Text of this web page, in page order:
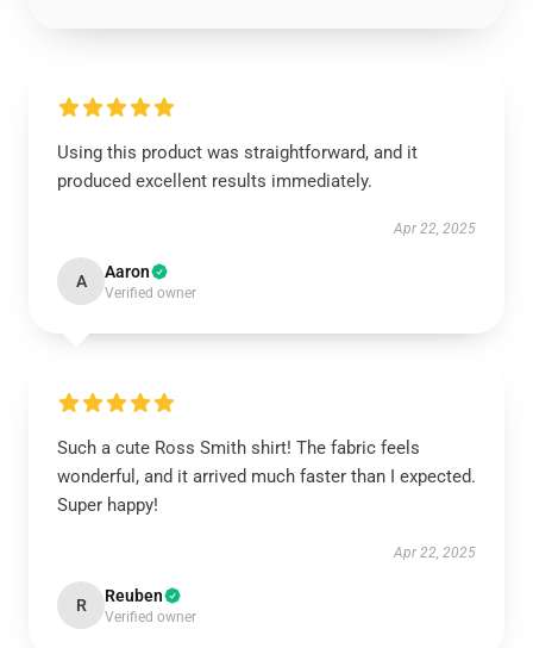
Using this product was straightforward, and it
produced excellent results immediately.
Apr 22, 2025
A Aaron
Verified owner
Such a cute Ross Smith shirt! The fabric feels
wonderful, and it arrived much faster than I expected.
Super happy!
Apr 22, 2025
R Reuben
Verified owner